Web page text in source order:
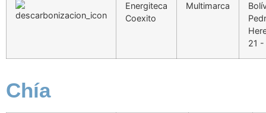
Energiteca
Coexito
Multimarca
21 -
Chía